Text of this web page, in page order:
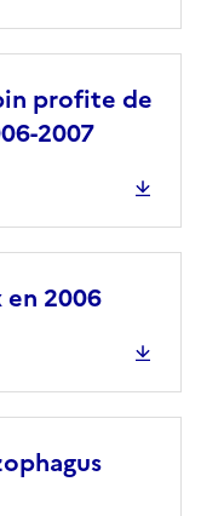
profite de
2007
2006